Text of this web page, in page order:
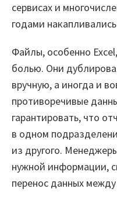
Отзывы
Блог
Вики
Партнеры
Партнерская
Партнерский
сервисах и
годами
Файлы, особенно
болью. Они
вручную, а иногда и
противоречивые
гарантировать, что
в одном
из другого.
нужной информации,
перенос данных